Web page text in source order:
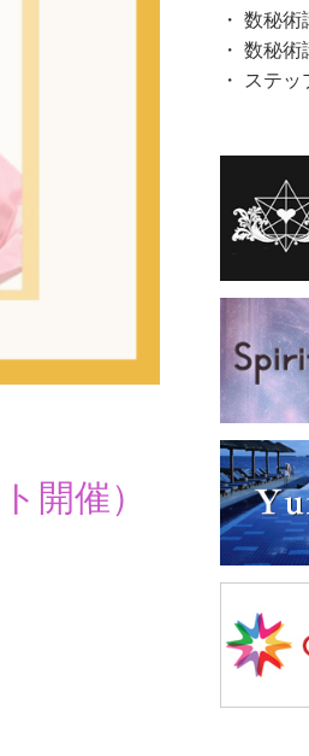
開催）
・ 数秘術
・ 数秘術
・
ステッ